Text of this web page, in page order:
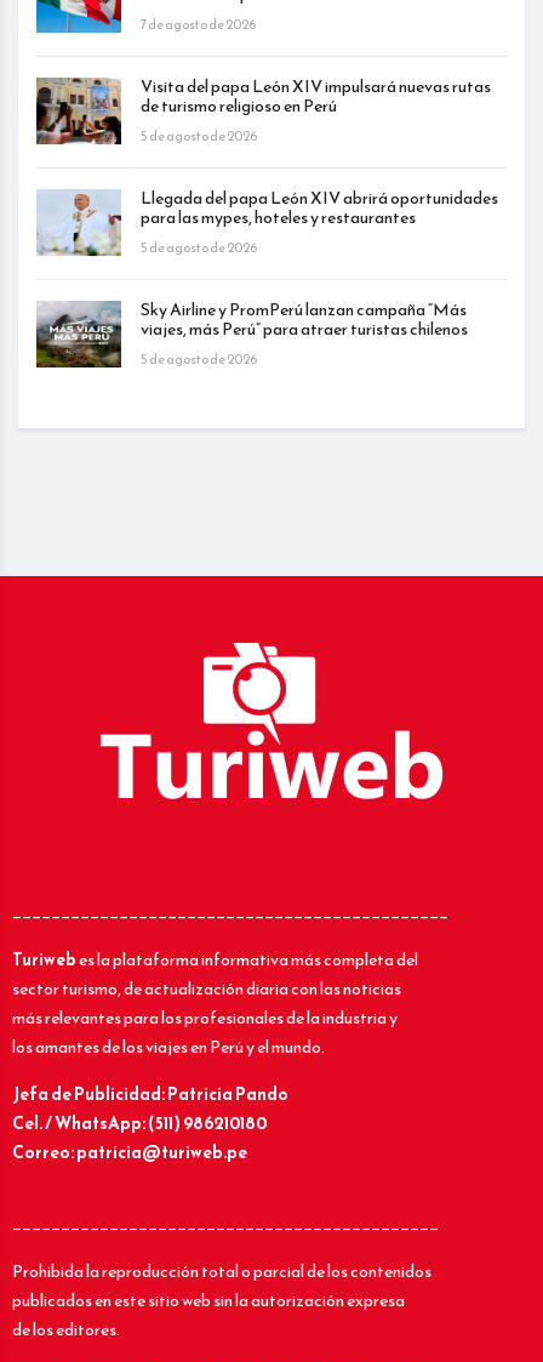
7 de agosto de 2026
Visita del papa León XIV impulsará nuevas rutas
de turismo religioso en Perú
5 de agosto de 2026
Llegada del papa León XIV abrirá oportunidades
para las mypes, hoteles y restaurantes
5 de agosto de 2026
Sky Airline y PromPerú lanzan campaña “Más
viajes, más Perú” para atraer turistas chilenos
5 de agosto de 2026
_____________________________________________
Turiwebes la plataforma informativa más completa del
sector turismo, de actualización diaria con las noticias
más relevantes para los profesionales de la industria y
los amantes de los viajes en Perú y el mundo.
Jefa de Publicidad: Patricia Pando
Cel. / WhatsApp: (511) 986210180
Correo: patricia@turiweb.pe
____________________________________________
Prohibida la reproducción total o parcial de los contenidos
publicados en este sitio web sin la autorización expresa
de los editores.